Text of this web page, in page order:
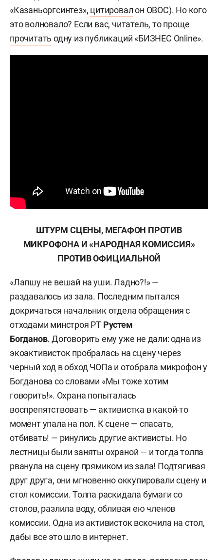
«Казаньоргсинтез», цитировалон ОВОС). Но кого
это волновало? Если вас, читатель, то проще
прочитать одну из публикаций «БИЗНЕС Online».
ШТУРМ СЦЕНЫ, МЕГАФОН ПРОТИВ
МИКРОФОНА И «НАРОДНАЯ КОМИССИЯ»
ПРОТИВ ОФИЦИАЛЬНОЙ
«Лапшу не вешай на уши. Ладно?!» —
раздавалось из зала. Последним пытался
докричаться начальник отдела обращения с
отходами минстроя РТ Рустем
Богданов. Договорить ему уже не дали: одна из
экоактивисток пробралась на сцену через
черный ход в обход ЧОПа и отобрала микрофон у
Богданова со словами «Мы тоже хотим
говорить!». Охрана попыталась
воспрепятствовать — активистка в какой-то
момент упала на пол. К сцене — спасать,
отбивать! — ринулись другие активисты. Но
лестницы были заняты охраной — и тогда толпа
рванула на сцену прямиком из зала! Подтягивая
друг друга, они мгновенно оккупировали сцену и
стол комиссии. Толпа раскидала бумаги со
столов, разлила воду, обливая ею членов
комиссии. Одна из активисток вскочила на стол,
дабы все это шло в интернет.